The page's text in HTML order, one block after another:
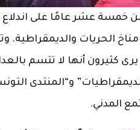
خمسة عشر عامًا على اندلاع
الحريات والديمقراطية.
كثيرون أنها لا تتسم
و“المنتدى
المدني.